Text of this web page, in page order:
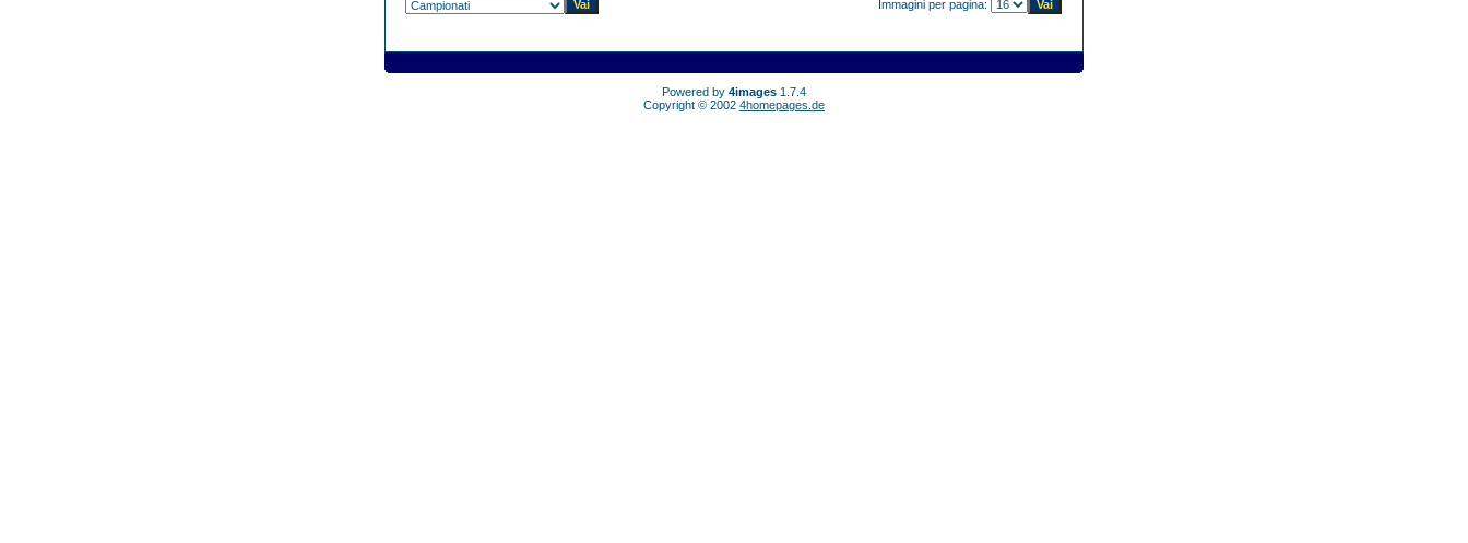
Immagini per pagina:
Powered by 4images 1.7.4
Copyright © 2002 4homepages.de